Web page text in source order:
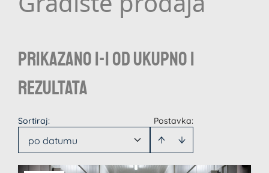
Prikazano 1-1 od ukupno 1
rezultata
Postavka:
Sortiraj:
po datumu